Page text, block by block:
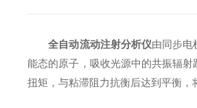
全自动流动注射分析仪由同步电
能态的原子，吸收光源中的共振辐
扭矩，与粘滞阻力抗衡后达到平衡，